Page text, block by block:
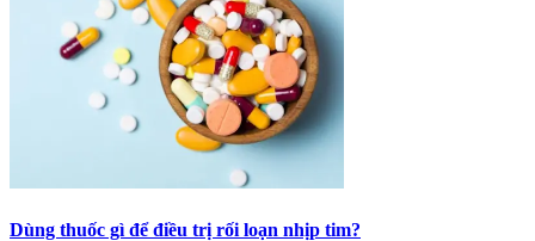
Dùng thuốc gì để điều trị rối loạn nhịp tim?